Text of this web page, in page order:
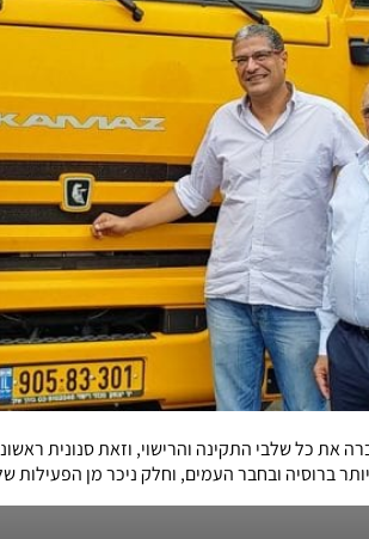
כל שלבי התקינה והרישוי, וזאת סנונית
ברוסיה ובחבר העמים, וחלק ניכר מן הפעילות